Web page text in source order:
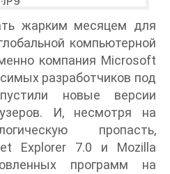
жарким месяцем для
компьютерной
компания Microsoft
разработчиков под
новые версии
И, несмотря на
пропасть,
Explorer 7.0 и Mozilla
программ на